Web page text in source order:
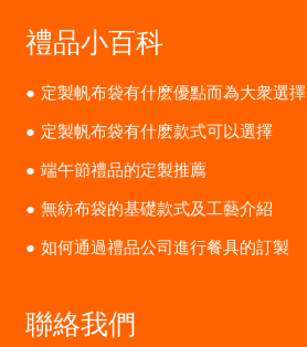
禮品小百科
定製帆布袋有什麽優點而為大衆選擇
定製帆布袋有什麽款式可以選擇
端午節禮品的定製推薦
無紡布袋的基礎款式及工藝介紹
如何通過禮品公司進行餐具的訂製
聯絡我們